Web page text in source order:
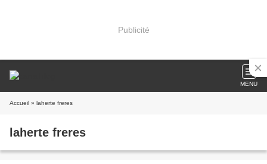
Publicité
MENU
Accueil » laherte freres
laherte freres